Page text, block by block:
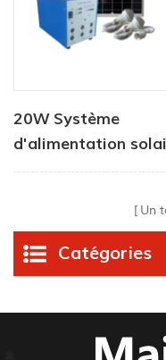
20W Système
d'alimentation
extérieur à domicile
Un
Catégories